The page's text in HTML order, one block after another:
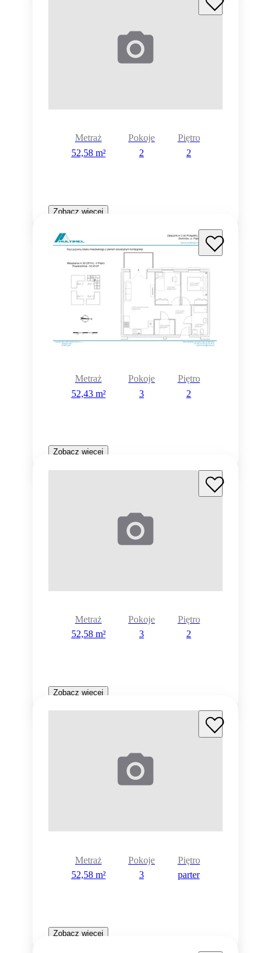
Metraż
52,58 m²
Pokoje
2
Piętro
2
Zobacz więcej
Metraż
52,43 m²
Pokoje
3
Piętro
2
Zobacz więcej
Metraż
52,58 m²
Pokoje
3
Piętro
2
Zobacz więcej
Metraż
52,58 m²
Pokoje
3
Piętro
parter
Zobacz więcej